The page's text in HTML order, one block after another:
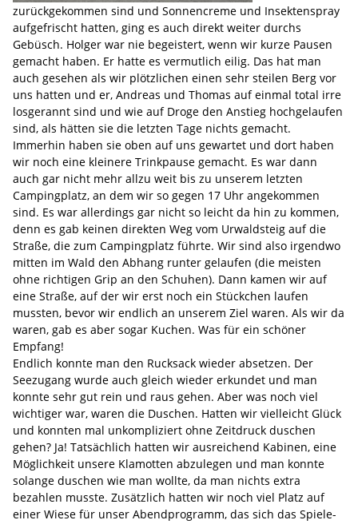
zurückgekommen sind und Sonnencreme und Insektenspray
aufgefrischt hatten, ging es auch direkt weiter durchs
Gebüsch. Holger war nie begeistert, wenn wir kurze Pausen
gemacht haben. Er hatte es vermutlich eilig. Das hat man
auch gesehen als wir plötzlichen einen sehr steilen Berg vor
uns hatten und er, Andreas und Thomas auf einmal total irre
losgerannt sind und wie auf Droge den Anstieg hochgelaufen
sind, als hätten sie die letzten Tage nichts gemacht.
Immerhin haben sie oben auf uns gewartet und dort haben
wir noch eine kleinere Trinkpause gemacht. Es war dann
auch gar nicht mehr allzu weit bis zu unserem letzten
Campingplatz, an dem wir so gegen 17 Uhr angekommen
sind. Es war allerdings gar nicht so leicht da hin zu kommen,
denn es gab keinen direkten Weg vom Urwaldsteig auf die
Straße, die zum Campingplatz führte. Wir sind also irgendwo
mitten im Wald den Abhang runter gelaufen (die meisten
ohne richtigen Grip an den Schuhen). Dann kamen wir auf
eine Straße, auf der wir erst noch ein Stückchen laufen
mussten, bevor wir endlich an unserem Ziel waren. Als wir da
waren, gab es aber sogar Kuchen. Was für ein schöner
Empfang!
Endlich konnte man den Rucksack wieder absetzen. Der
Seezugang wurde auch gleich wieder erkundet und man
konnte sehr gut rein und raus gehen. Aber was noch viel
wichtiger war, waren die Duschen. Hatten wir vielleicht Glück
und konnten mal unkompliziert ohne Zeitdruck duschen
gehen? Ja! Tatsächlich hatten wir ausreichend Kabinen, eine
Möglichkeit unsere Klamotten abzulegen und man konnte
solange duschen wie man wollte, da man nichts extra
bezahlen musste. Zusätzlich hatten wir noch viel Platz auf
einer Wiese für unser Abendprogramm, das sich das Spiele-